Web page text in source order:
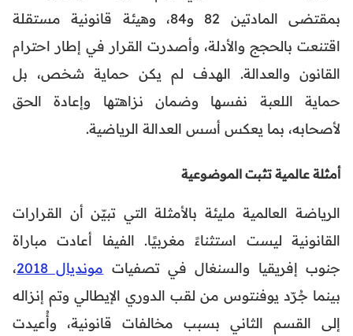
بمقتضى المادتين 82 و84، وهيئة قانونية مستقلة
اقتنعت بالحجج والأدلة، وأصدرت القرار في إطار احترام
القانون والعدالة. الهدف لم يكن حماية شخص، بل
حماية اللعبة نفسها وضمان نزاهتها وإعادة الحق
لأصحابه، بما يعكس أسس العدالة الرياضية.
أمثلة عالمية تثبت الموضوعية
الرياضة العالمية مليئة بالأمثلة التي تبيّن أن القرارات
القانونية ليست استثناءً مغربيًا. الفيفا أعادت مباراة
جنوب إفريقيا والسنغال في تصفيات مونديال 2018
،
بينما جُرّد يوفنتوس من لقب الدوري الإيطالي وتم إنزاله
إلى القسم الثاني بسبب مخالفات قانونية، وأُعيدت